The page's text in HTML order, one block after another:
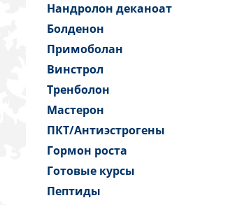
Нандролон деканоат
Болденон
Примоболан
Винстрол
Тренболон
Мастерон
ПКТ/Антиэстрогены
Гормон роста
Готовые курсы
Пептиды